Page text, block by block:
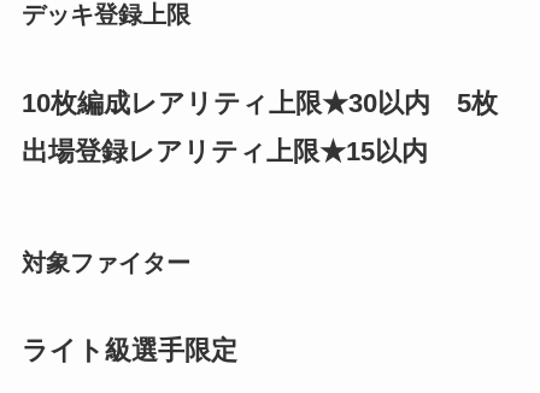
デッキ登録上限
10枚編成レアリティ上限★30以内 5枚
出場登録レアリティ上限★15以内
対象ファイター
ライト級選手限定